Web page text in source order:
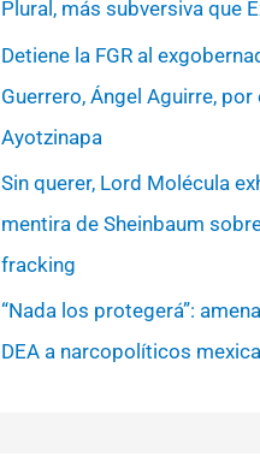
Plural, más subversiva que
Detiene la FGR al
Guerrero, Ángel Aguirre, por
Ayotzinapa
Sin querer, Lord Molécula
mentira de Sheinbaum
fracking
“Nada los protegerá”:
DEA a narcopolíticos